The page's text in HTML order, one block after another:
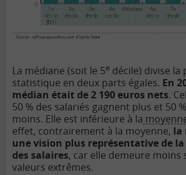
La médiane (soit le 5e décile) divise la
statistique en deux parts égales. En
médian était de 2 190 euros nets.
50 % des salariés gagnent plus et 50
moins. Elle est inférieure à la
effet, contrairement à la moyenne, la
une vision plus représentative de
des salaires, car elle demeure moins
valeurs extrêmes.